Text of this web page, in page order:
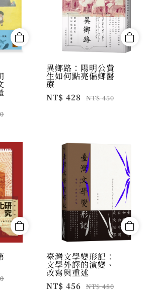
異鄉路：陽明公費
生如何點亮偏鄉醫
療
NT$ 428 NT$ 450
臺灣文學變形記：
文學外譯的演變、
改寫與重述
NT$ 456 NT$ 480